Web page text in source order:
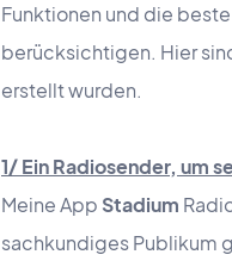
Funktionen und die
berücksichtigen. Hier
erstellt wurden.
1/ Ein Radiosender, um
Meine App Stadium
sachkundiges Publikum